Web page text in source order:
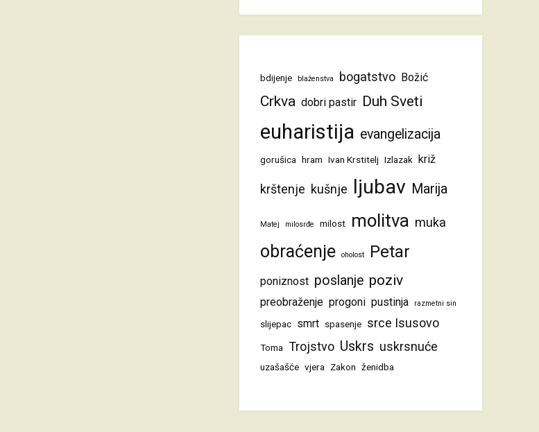
bdijenje blaženstva bogatstvo Božić
Crkva dobri pastir Duh Sveti
euharistija evangelizacija
gorušica hram Ivan Krstitelj Izlazak križ
krštenje kušnje ljubav Marija
Matej milosrđe milost molitva muka
obraćenje oholost Petar
poniznost poslanje poziv
preobraženje progoni pustinja razmetni sin
slijepac smrt spasenje srce Isusovo
Toma Trojstvo Uskrs uskrsnuće
uzašašće vjera Zakon ženidba